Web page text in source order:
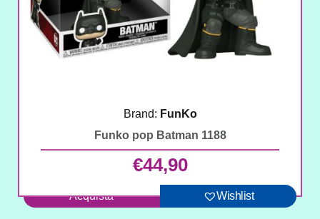
Brand: FunKo
Funko pop Batman 1188
€44,90
Acquista Wishlist